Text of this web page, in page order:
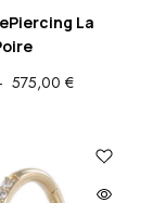
La
575,00 €PLAGE
415,00 €